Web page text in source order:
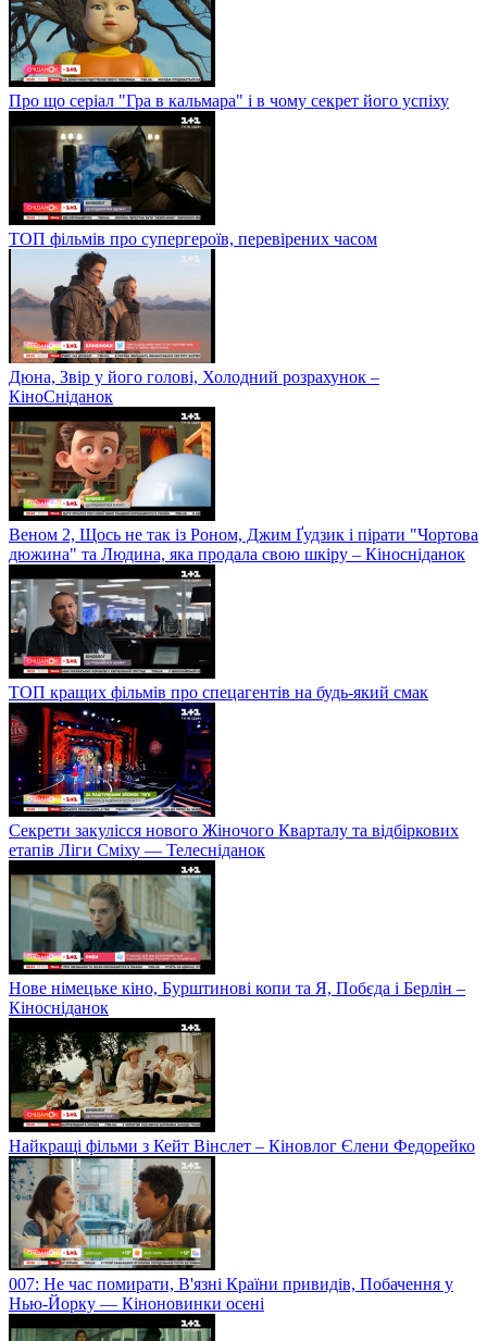
Про що серіал "Гра в кальмара" і в чому секрет його успіху
ТОП фільмів про супергероїв, перевірених часом
Дюна, Звір у його голові, Холодний розрахунок –
КіноСніданок
Веном 2, Щось не так із Роном, Джим Ґудзик і пірати "Чортова
дюжина" та Людина, яка продала свою шкіру – Кіносніданок
ТОП кращих фільмів про спецагентів на будь-який смак
Секрети закулісся нового Жіночого Кварталу та відбіркових
етапів Ліги Сміху — Телесніданок
Нове німецьке кіно, Бурштинові копи та Я, Побєда і Берлін –
Кіносніданок
Найкращі фільми з Кейт Вінслет – Кіновлог Єлени Федорейко
007: Не час помирати, В'язні Країни привидів, Побачення у
Нью-Йорку — Кіноновинки осені